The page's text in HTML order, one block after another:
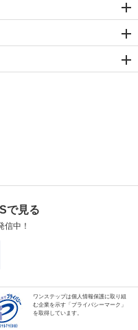
で見る
信中！
ワンステップは個人情報保護に取り組
む企業を示す「プライバシーマーク」
を取得しています。